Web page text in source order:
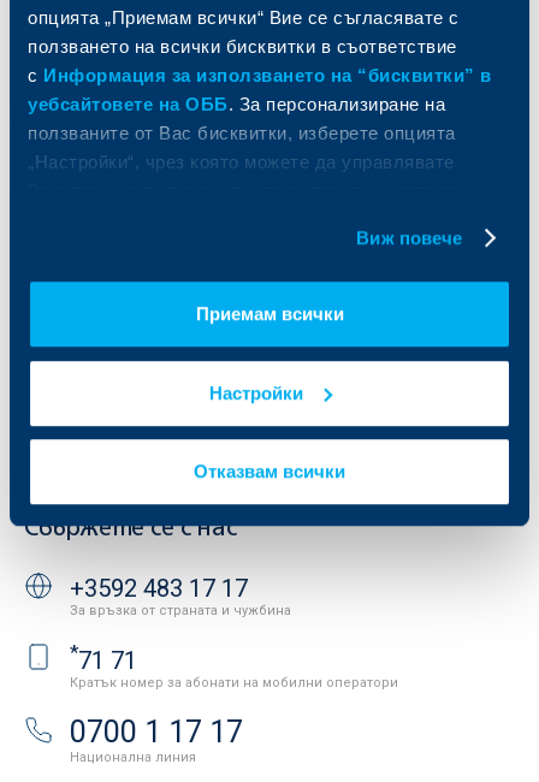
опцията „Приемам всички“ Вие се съгласявате с
ползването на всички бисквитки в съответствие
с Информация за използването на “бисквитки” в
уебсайтовете на ОББ. За персонализиране на
ползваните от Вас бисквитки, изберете опцията
„Настройки“, чрез която можете да управлявате
Виж повече
Приемам всички
Настройки
Отказвам всички
За ОББ
За KBC Груп
Отчети и анализи
ОББ Галерия
Новини
ДЗИ
ОББ Интерлийз
ОББ Асет мениджмънт
Продажба на имоти
Условия за ползване на сайта
Бисквитки
Важни документи
API портал за разработчици
Свържете се с нас
+3592 483 17 17
За връзка от страната и чужбина
*71 71
Кратък номер за абонати на мобилни оператори
0700 1 17 17
Национална линия